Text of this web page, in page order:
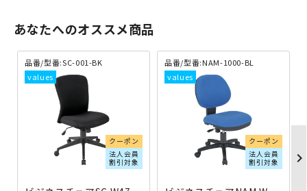
あなたへのオススメ商品
品番/型番:SC-001-BK
クーポン
法人会員
割引対象
品番/型番:NAM-1000-BL
クーポン
法人会員
割引対象
chevron_right